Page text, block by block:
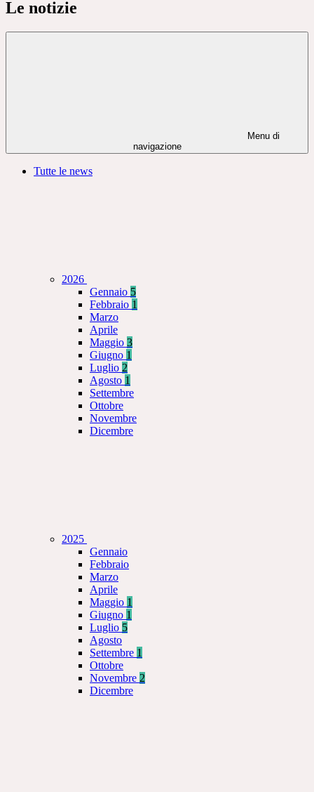
Le notizie
Menu di
navigazione
Tutte le news
2026
Gennaio 5
Febbraio 1
Marzo
Aprile
Maggio 3
Giugno 1
Luglio 2
Agosto 1
Settembre
Ottobre
Novembre
Dicembre
2025
Gennaio
Febbraio
Marzo
Aprile
Maggio 1
Giugno 1
Luglio 5
Agosto
Settembre 1
Ottobre
Novembre 2
Dicembre